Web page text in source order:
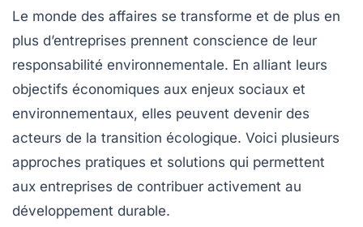
Le monde des affaires se transforme et de plus en
plus d’entreprises prennent conscience de leur
responsabilité environnementale. En alliant leurs
objectifs économiques aux enjeux sociaux et
environnementaux, elles peuvent devenir des
acteurs de la transition écologique. Voici plusieurs
approches pratiques et solutions qui permettent
aux entreprises de contribuer activement au
développement durable.